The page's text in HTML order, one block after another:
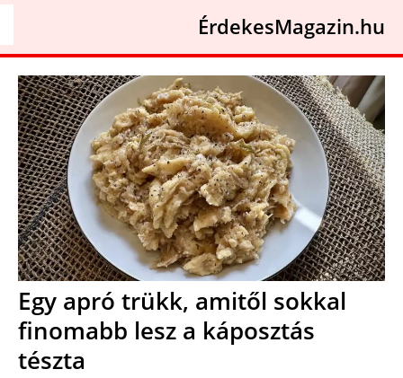
ÉrdekesMagazin.hu
Egy apró trükk, amitől sokkal
finomabb lesz a káposztás
tészta